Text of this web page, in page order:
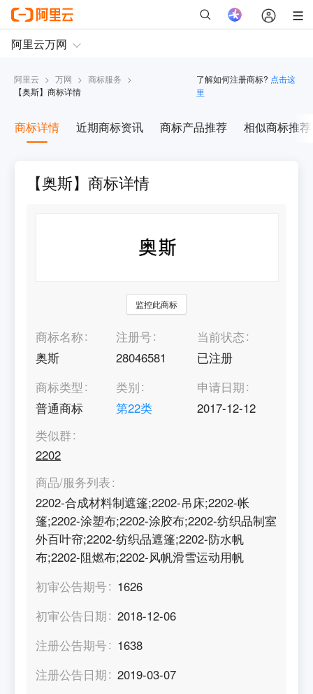
阿里云 > 万网 > 商标服务 >
【奥斯】商标详情
了解如何注册商标? 点击这
里
商标详情 近期商标资讯 商标产品推荐 相似商标推荐
【奥斯】商标详情
监控此商标
商标名称
奥斯
注册号
28046581
当前状态
已注册
商标类型
普通商标
类别
第22类
申请日期
2017-12-12
类似群
2202
商品/服务列表
2202-合成材料制遮篷;2202-吊床;2202-帐
篷;2202-涂塑布;2202-涂胶布;2202-纺织品制室
外百叶帘;2202-纺织品遮篷;2202-防水帆
布;2202-阻燃布;2202-风帆滑雪运动用帆
初审公告期号
1626
初审公告日期
2018-12-06
注册公告期号
1638
注册公告日期
2019-03-07